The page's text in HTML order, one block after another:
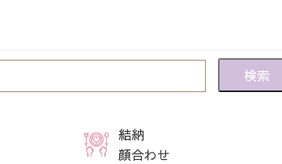
結納
顔合わせ